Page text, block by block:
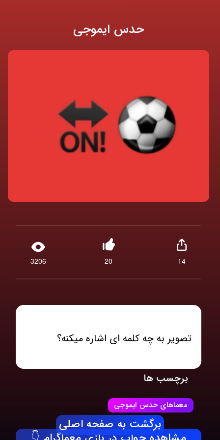
حدس ایموجی
3206 20 14
تصویر به چه کلمه ای اشاره میکنه؟
برچسب ها
معماهای حدس ایموجی
برگشت به صفحه اصلی